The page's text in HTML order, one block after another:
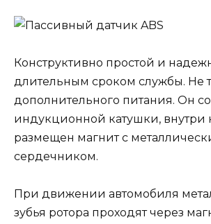
Конструктивно простой и
длительным сроком службы. Не
дополнительного питания. Он
индукционной катушки, внутри
размещен магнит с
сердечником.
При движении автомобиля
зубья ротора проходят через